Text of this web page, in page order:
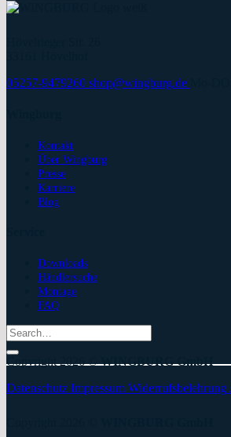
05257-9479260 shop@wingburg.de
Kontakt
Über Wingburg
Presse
Karriere
Blog
Downloads
Händlersuche
Montage
FAQ
Search
for:
Copyright 2026 ©WINGBURG GmbH
Datenschutz Impressum Widerrufsbelehrung